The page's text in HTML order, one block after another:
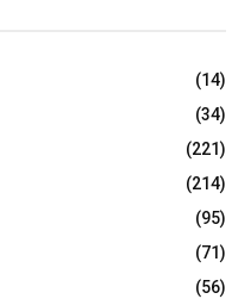
(14)
(34)
(221)
(214)
(95)
(71)
(56)